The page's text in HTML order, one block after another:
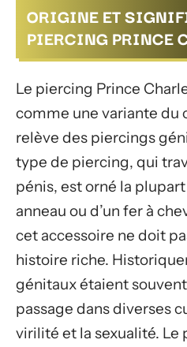
ORIGINE ET
PIERCING PRINCE
Le piercing Prince
comme une variante du
relève des piercings
type de piercing, qui
pénis, est orné la
anneau ou d’un fer à
cet accessoire ne doit
histoire riche.
génitaux étaient
passage dans diverses
virilité et la sexualité. Le